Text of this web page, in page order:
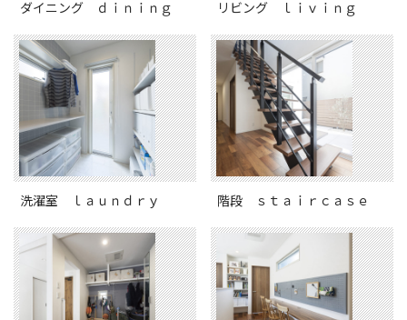
ダイニング ｄｉｎｉｎｇ リビング ｌｉｖｉｎｇ
洗濯室 ｌａｕｎｄｒｙ 階段 ｓｔａｉｒｃａｓｅ